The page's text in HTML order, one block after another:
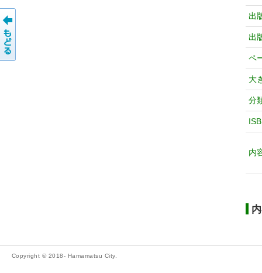
出
出
ペ
大
分
内
Copyright © 2018- Hamamatsu City.